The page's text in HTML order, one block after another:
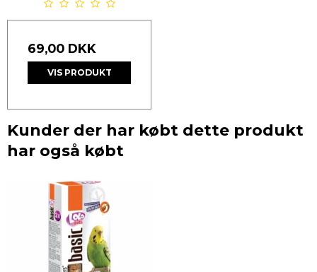
69,00 DKK
VIS PRODUKT
Kunder der har købt dette produkt
har også købt